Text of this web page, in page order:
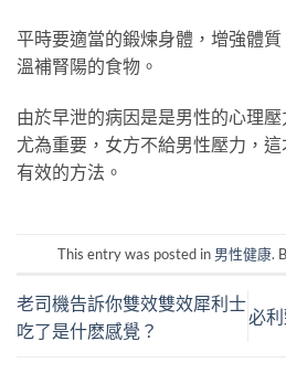
平時要適當的鍛煉身體，增強體
溫補腎陽的食物。
由於早泄的病因是是男性的心理
尤為重要，女方不給男性壓力，
有效的方法。
This entry was posted in 男性健康.
老司機告訴你雙效雙效犀利士
吃了是什麽感覺？
必